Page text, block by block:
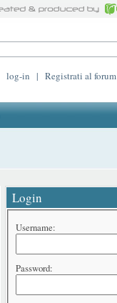
log-in | Registrati al forum
Login
Username:
Password: